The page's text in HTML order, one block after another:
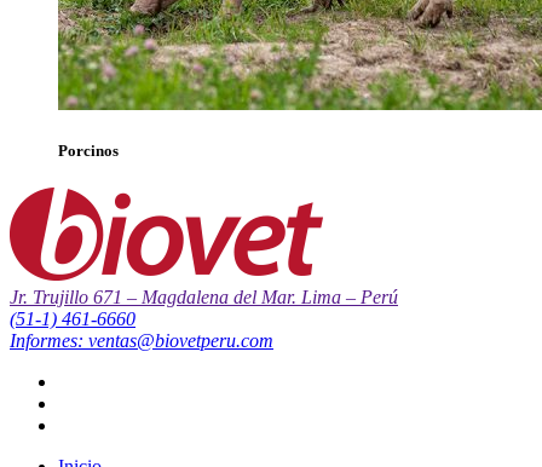
Porcinos
Jr. Trujillo 671 – Magdalena del Mar. Lima – Perú
(51-1) 461-6660
Informes: ventas@biovetperu.com